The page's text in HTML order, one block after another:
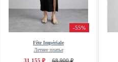
-55%
Fête Impériale
Летнее платье
31 155 ₽ 68 900 ₽